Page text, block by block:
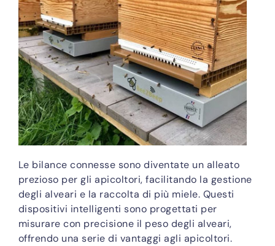
Le bilance connesse sono diventate un alleato
prezioso per gli apicoltori, facilitando la gestione
degli alveari e la raccolta di più miele. Questi
dispositivi intelligenti sono progettati per
misurare con precisione il peso degli alveari,
offrendo una serie di vantaggi agli apicoltori.